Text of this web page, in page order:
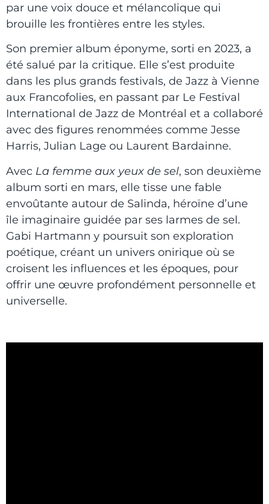
par une voix douce et mélancolique qui
brouille les frontières entre les styles.
Son premier album éponyme, sorti en 2023, a
été salué par la critique. Elle s’est produite
dans les plus grands festivals, de Jazz à Vienne
aux Francofolies, en passant par Le Festival
International de Jazz de Montréal et a collaboré
avec des figures renommées comme Jesse
Harris, Julian Lage ou Laurent Bardainne.
Avec La femme aux yeux de sel, son deuxième
album sorti en mars, elle tisse une fable
envoûtante autour de Salinda, héroïne d’une
île imaginaire guidée par ses larmes de sel.
Gabi Hartmann y poursuit son exploration
poétique, créant un univers onirique où se
croisent les influences et les époques, pour
offrir une œuvre profondément personnelle et
universelle.